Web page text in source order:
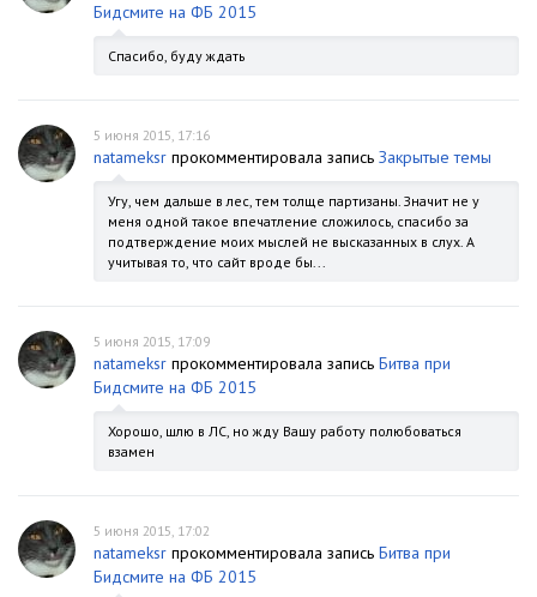
Бидсмите на ФБ 2015
Спасибо, буду ждать
5 июня 2015, 17:16
natameksr прокомментировала запись Закрытые темы
Угу, чем дальше в лес, тем толще партизаны. Значит не у
меня одной такое впечатление сложилось, спасибо за
подтверждение моих мыслей не высказанных в слух. А
учитывая то, что сайт вроде бы...
5 июня 2015, 17:09
natameksr прокомментировала запись Битва при
Бидсмите на ФБ 2015
Хорошо, шлю в ЛС, но жду Вашу работу полюбоваться
взамен
5 июня 2015, 17:02
natameksr прокомментировала запись Битва при
Бидсмите на ФБ 2015